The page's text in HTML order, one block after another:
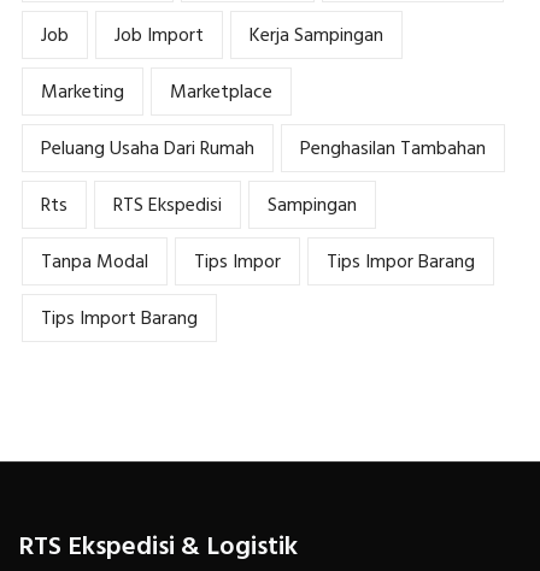
Job
Job Import
Kerja Sampingan
Marketing
Marketplace
Peluang Usaha Dari Rumah
Penghasilan Tambahan
Rts
RTS Ekspedisi
Sampingan
Tanpa Modal
Tips Impor
Tips Impor Barang
Tips Import Barang
RTS Ekspedisi & Logistik